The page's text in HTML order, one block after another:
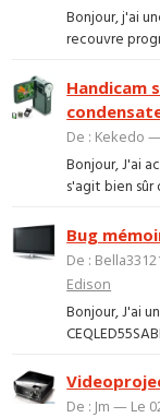
Bonjour, j'ai
recouvre
Handicam
De : Kekedo
Bonjour, J'ai
s'agit bien sûr
Bug
De :
Edison
Bonjour, J'ai
De : Jm — Le